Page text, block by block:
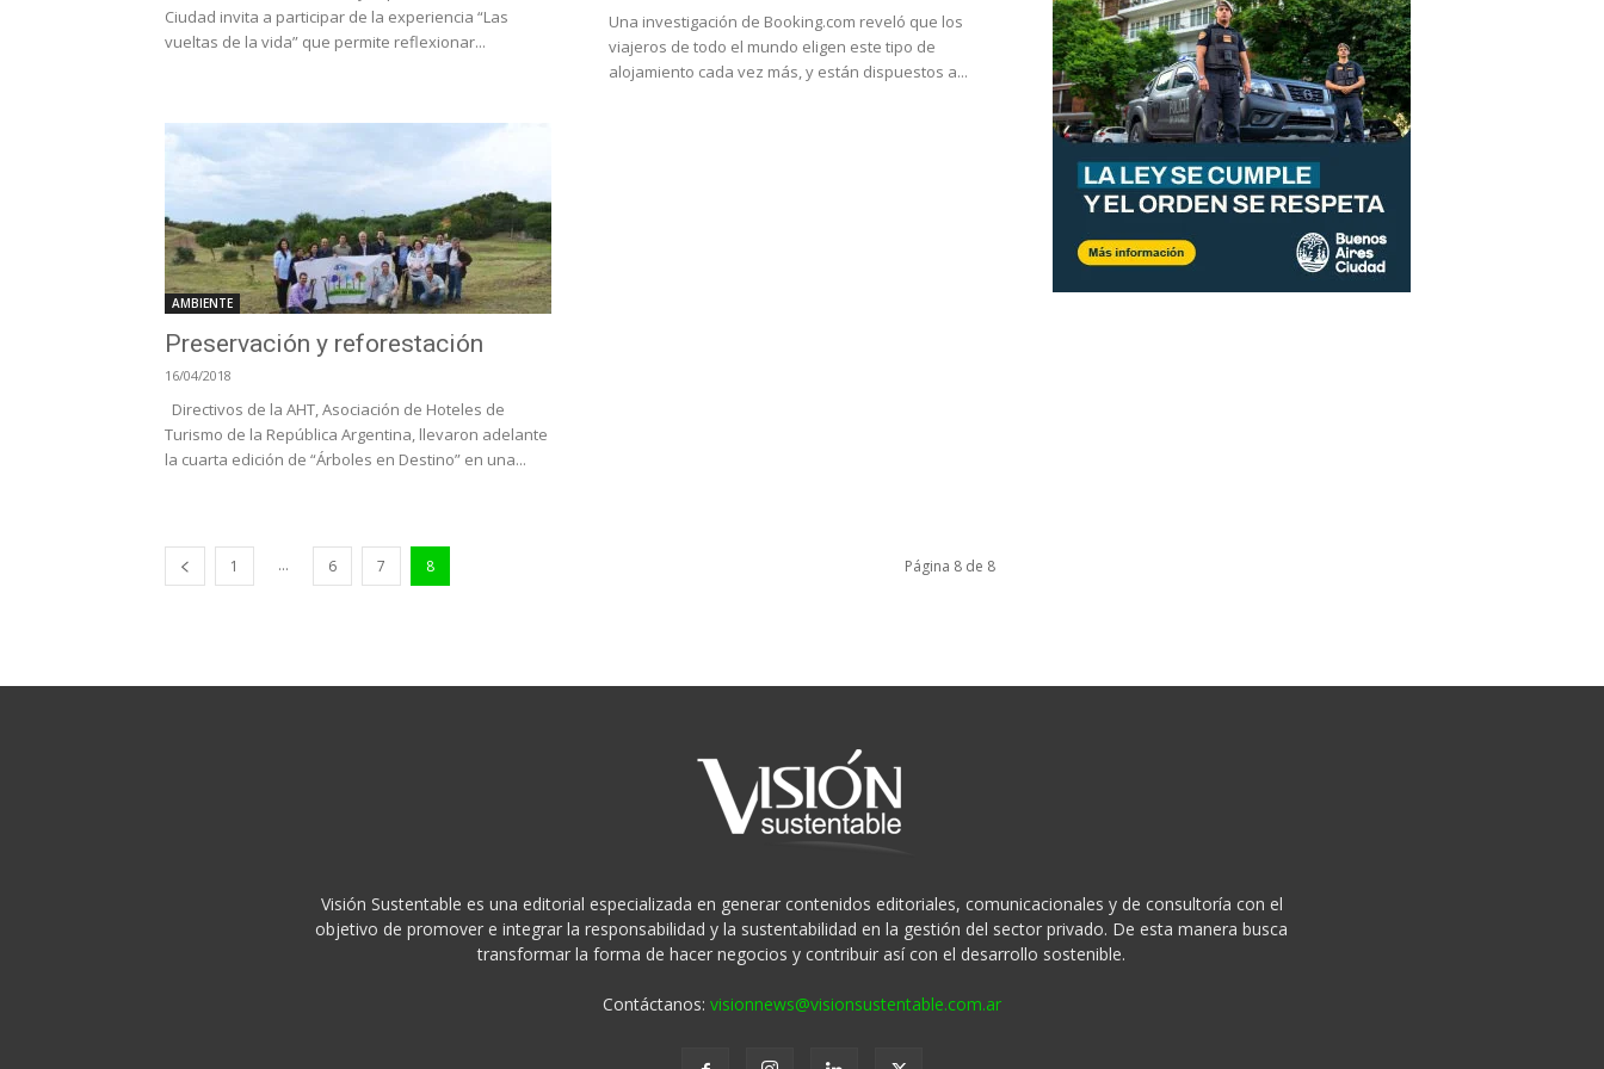
Ciudad invita a participar de la experiencia “Las
vueltas de la vida” que permite reflexionar...
Una investigación de Booking.com reveló que los
viajeros de todo el mundo eligen este tipo de
alojamiento cada vez más, y están dispuestos a...
AMBIENTE
Preservación y reforestación
16/04/2018
Directivos de la AHT, Asociación de Hoteles de
Turismo de la República Argentina, llevaron adelante
la cuarta edición de “Árboles en Destino” en una...
1 ... 6 7 8 Página 8 de 8
Visión Sustentable es una editorial especializada en generar contenidos editoriales, comunicacionales y de consultoría con el
objetivo de promover e integrar la responsabilidad y la sustentabilidad en la gestión del sector privado. De esta manera busca
transformar la forma de hacer negocios y contribuir así con el desarrollo sostenible.
Contáctanos: visionnews@visionsustentable.com.ar